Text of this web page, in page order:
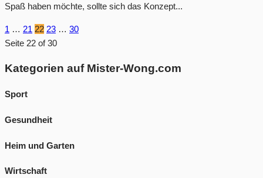
Spaß haben möchte, sollte sich das Konzept...
1 … 21 22 23 … 30
Seite 22 of 30
Kategorien auf Mister-Wong.com
Sport
Gesundheit
Heim und Garten
Wirtschaft